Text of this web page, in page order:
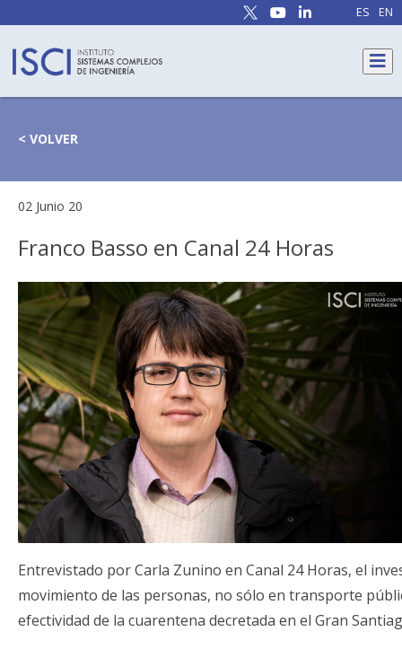
ES EN
< VOLVER
02 Junio 20
Franco Basso en Canal 24 Horas
Entrevistado por Carla Zunino en Canal 24 Horas, el
movimiento de las personas, no sólo en transporte
efectividad de la cuarentena decretada en el Gran